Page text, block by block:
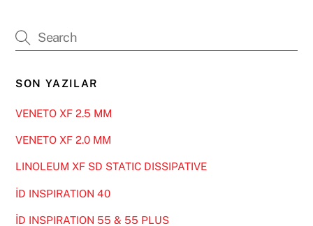
SON YAZILAR
VENETO XF 2.5 MM
VENETO XF 2.0 MM
LINOLEUM XF SD STATIC DISSIPATIVE
İD INSPIRATION 40
İD INSPIRATION 55 & 55 PLUS